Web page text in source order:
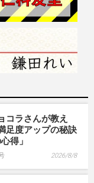
コラさんが教え
足度アップの秘訣
得」
2026/8/8